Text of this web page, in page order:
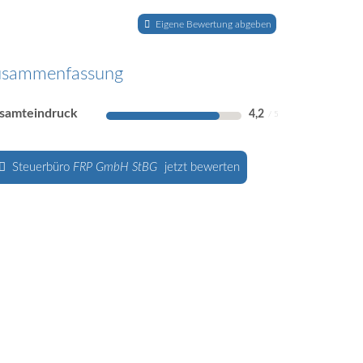
Eigene Bewertung abgeben
4,2
Steuerbüro FRP GmbH StBG jetzt bewerten